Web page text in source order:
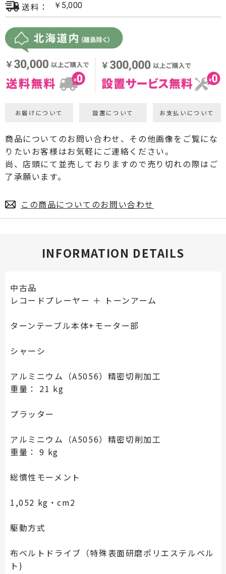
送料：
￥ 5,000
お届けについて 設置について お支払いについて
商品についてのお問い合わせ、その他画像をご覧にな
りたいお客様はお気軽にご連絡ください。
尚、店頭にて並売しておりますので売り切れの際はご
了承願います。
この商品についてのお問い合わせ
INFORMATION DETAILS
中古品
レコードプレーヤー ＋ トーンアーム
ターンテーブル本体+モーター部
シャーシ
アルミニウム（A5056）精密切削加工
重量： 21 kg
プラッター
アルミニウム（A5056）精密切削加工
重量： 9 kg
総慣性モーメント
1,052 kg・cm2
駆動方式
布ベルトドライブ（特殊表面研磨ポリエステルベル
ト)